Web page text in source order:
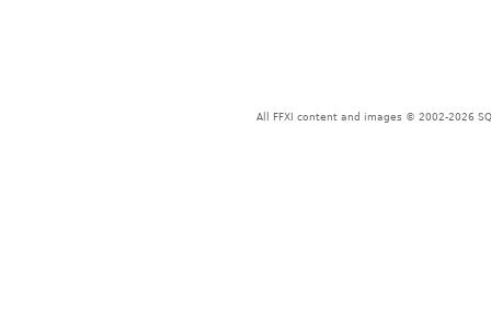
All FFXI content and images © 2002-2026